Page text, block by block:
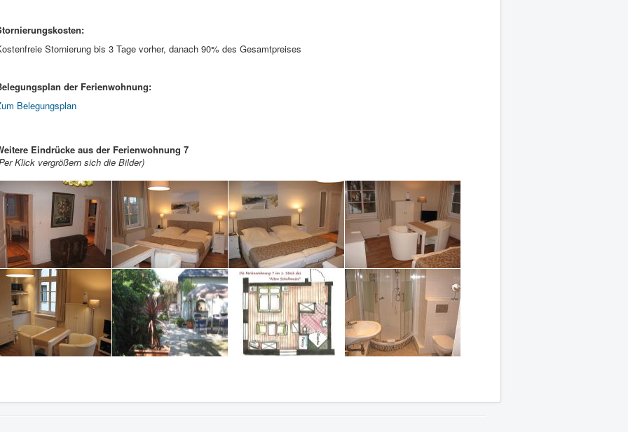
Stornierung bis 3 Tage vorher, danach 90% des Gesamtpreises
der Ferienwohnung:
Belegungsplan
Eindrücke aus der Ferienwohnung 7
Klick vergrößern sich die Bilder)